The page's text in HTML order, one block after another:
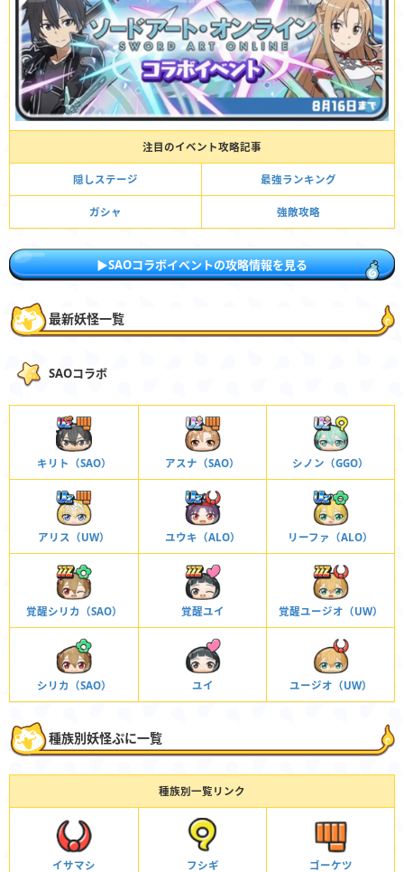
注目のイベント攻略記事
隠しステージ 最強ランキング
ガシャ 強敵攻略
▶︎SAOコラボイベントの攻略情報を見る
最新妖怪一覧
SAOコラボ
キリト（SAO） アスナ（SAO） シノン（GGO）
アリス（UW） ユウキ（ALO） リーファ（ALO）
覚醒シリカ（SAO） 覚醒ユイ 覚醒ユージオ（UW）
シリカ（SAO） ユイ ユージオ（UW）
種族別妖怪ぷに一覧
種族別一覧リンク
イサマシ フシギ ゴーケツ